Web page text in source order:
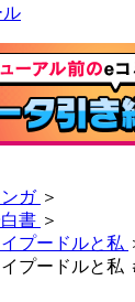
ル
ガ ＞
書 ＞
プードルと私
プードルと私